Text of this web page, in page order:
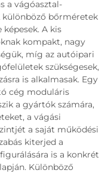
a vágóasztal-
bőrméretek
A kis
kompakt, nagy
míg az autóipari
szükségesek,
is alkalmasak. Egy
cég moduláris
a gyártók számára,
a vágási
a saját működési
kiterjed a
is a konkrét
Különböző